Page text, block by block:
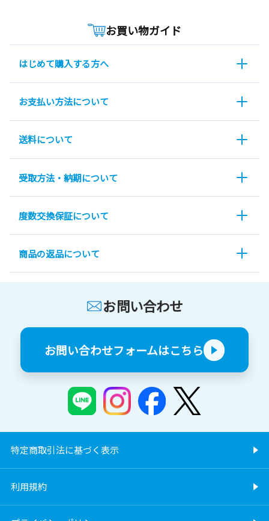
お買い物ガイド
はじめて購入する方へ
お支払い方法について
送料について
受取方法・納期について
度数交換保証について
商品の返品について
お問い合わせ
お問い合わせフォームはこちら
特定商取引法に基づく表示
利用規約